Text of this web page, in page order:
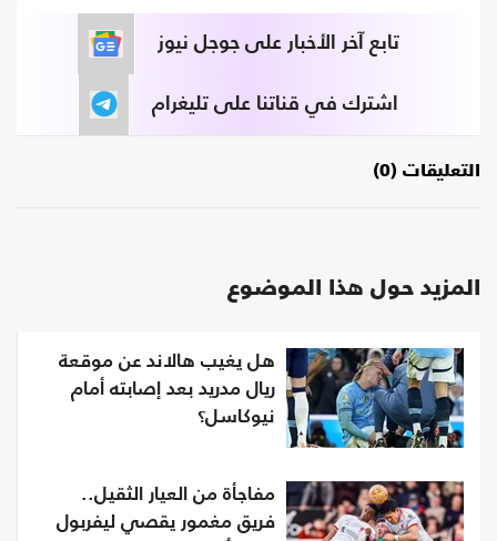
تابع آخر الأخبار على جوجل نيوز
اشترك في قناتنا على تليغرام
التعليقات (0)
المزيد حول هذا الموضوع
هل يغيب هالاند عن موقعة
ريال مدريد بعد إصابته أمام
نيوكاسل؟
مفاجأة من العيار الثقيل..
فريق مغمور يقصي ليفربول